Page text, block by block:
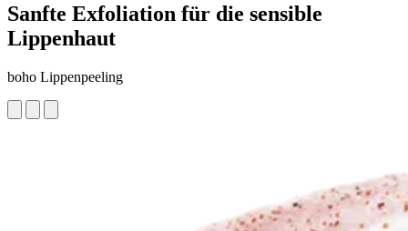
Sanfte Exfoliation für die sensible
Lippenhaut
boho Lippenpeeling